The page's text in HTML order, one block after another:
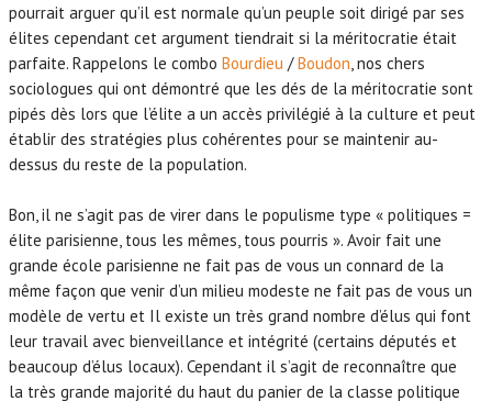
pourrait arguer qu’il est normale qu’un peuple soit dirigé par ses
élites cependant cet argument tiendrait si la méritocratie était
parfaite. Rappelons le combo Bourdieu /Boudon, nos chers
sociologues qui ont démontré que les dés de la méritocratie sont
pipés dès lors que l’élite a un accès privilégié à la culture et peut
établir des stratégies plus cohérentes pour se maintenir au-
dessus du reste de la population.
Bon, il ne s’agit pas de virer dans le populisme type « politiques =
élite parisienne, tous les mêmes, tous pourris ». Avoir fait une
grande école parisienne ne fait pas de vous un connard de la
même façon que venir d’un milieu modeste ne fait pas de vous un
modèle de vertu et Il existe un très grand nombre d’élus qui font
leur travail avec bienveillance et intégrité (certains députés et
beaucoup d’élus locaux). Cependant il s’agit de reconnaître que
la très grande majorité du haut du panier de la classe politique